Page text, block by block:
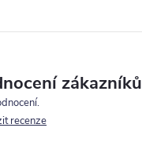
zákazníků
recenze